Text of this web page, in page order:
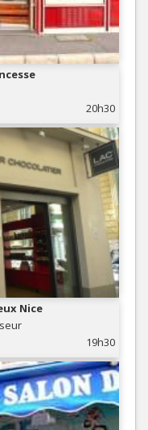
20h30
Nice
19h30